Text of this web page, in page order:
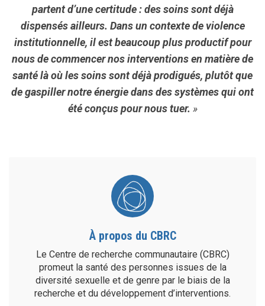
partent d’une certitude : des soins sont déjà
dispensés ailleurs. Dans un contexte de violence
institutionnelle, il est beaucoup plus productif pour
nous de commencer nos interventions en matière de
santé là où les soins sont déjà prodigués, plutôt que
de gaspiller notre énergie dans des systèmes qui ont
été conçus pour nous tuer. »
À propos du CBRC
Le Centre de recherche communautaire (CBRC)
promeut la santé des personnes issues de la
diversité sexuelle et de genre par le biais de la
recherche et du développement d’interventions.